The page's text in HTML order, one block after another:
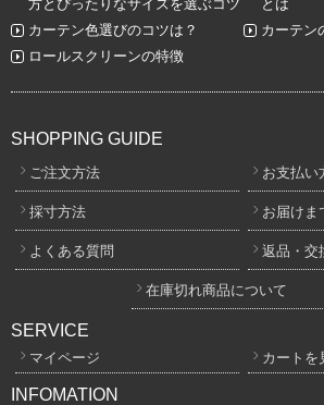
方とぴったりなサイズを選ぶコツ
とは
カーテン色選びのコツは？
カーテン
ロールスクリーンの特徴
SHOPPING GUIDE
ご注文方法 お支払い
採寸方法 お届けま
よくある質問 返品・交
在庫切れ商品について
SERVICE
マイページ カートを
INFOMATION